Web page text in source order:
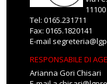
Tel: 0165.231711
Fax: 0165.1820141
E-mail
RESPONSABILE DI
Arianna Gori Chisari